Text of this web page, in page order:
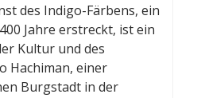
des Indigo-Färbens, ein
Jahre erstreckt, ist ein
Kultur und des
Hachiman, einer
Burgstadt in der